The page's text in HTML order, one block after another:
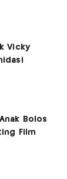
Vicky
Bolos
Film